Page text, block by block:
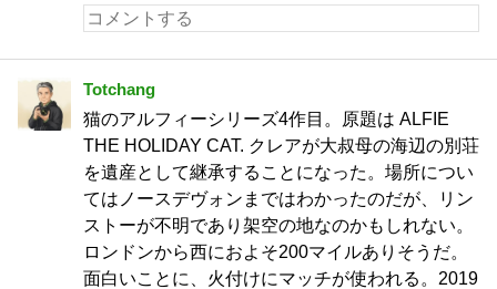
Totchang
猫のアルフィーシリーズ4作目。原題は ALFIE
THE HOLIDAY CAT. クレアが大叔母の海辺の別荘
を遺産として継承することになった。場所につい
てはノースデヴォンまではわかったのだが、リン
ストーが不明であり架空の地なのかもしれない。
ロンドンから西におよそ200マイルありそうだ。
面白いことに、火付けにマッチが使われる。2019